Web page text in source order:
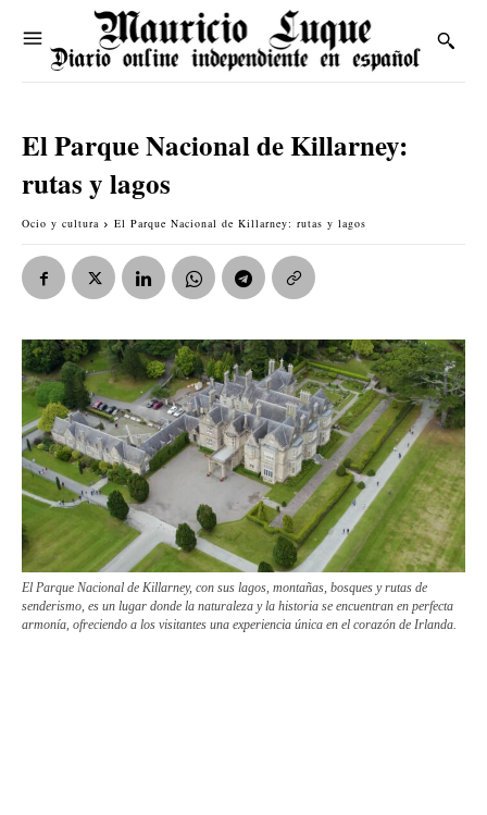
El Parque Nacional de Killarney:
rutas y lagos
Ocio y cultura El Parque Nacional de Killarney: rutas y lagos
El Parque Nacional de Killarney, con sus lagos, montañas, bosques y rutas de
senderismo, es un lugar donde la naturaleza y la historia se encuentran en perfecta
armonía, ofreciendo a los visitantes una experiencia única en el corazón de Irlanda.